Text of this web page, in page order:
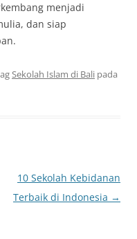
menjadi
dan siap
Sekolah Islam di Bali pada
10 Sekolah Kebidanan
Terbaik di Indonesia →